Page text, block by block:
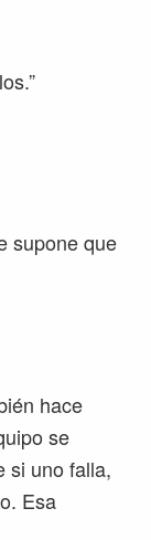
supone que
hace
se
si uno falla,
Esa